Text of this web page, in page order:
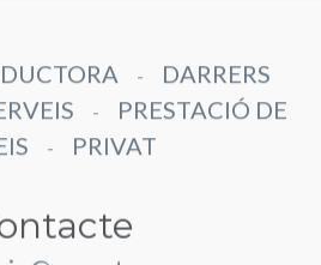
-
DARRERS
-
PRESTACIÓ DE
- PRIVAT